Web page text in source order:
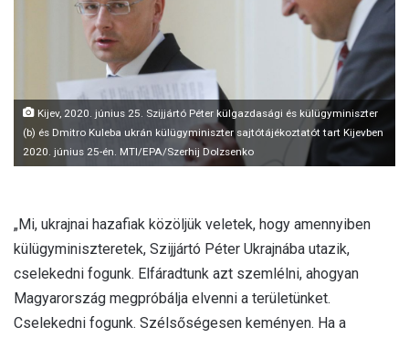
i
Kijev, 2020. június 25. Szijjártó Péter külgazdasági és külügyminiszter
(b) és Dmitro Kuleba ukrán külügyminiszter sajtótájékoztatót tart Kijevben
2020. június 25-én. MTI/EPA/Szerhij Dolzsenko
„Mi, ukrajnai hazafiak közöljük veletek, hogy amennyiben
külügyminiszteretek, Szijjártó Péter Ukrajnába utazik,
cselekedni fogunk. Elfáradtunk azt szemlélni, ahogyan
Magyarország megpróbálja elvenni a területünket.
Cselekedni fogunk. Szélsőségesen keményen. Ha a